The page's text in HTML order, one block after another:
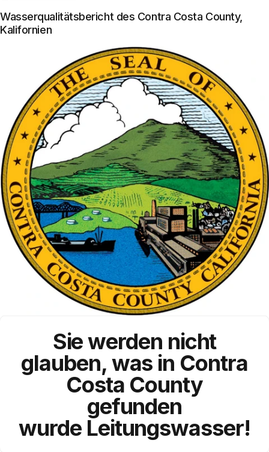
Wasserqualitätsbericht des Contra Costa County,
Kalifornien
Sie werden nicht
glauben, was in Contra
Costa County
gefunden
wurde Leitungswasser!